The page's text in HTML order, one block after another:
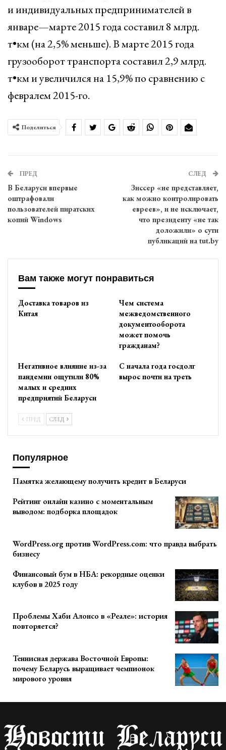
и индивидуальных предпринимателей в
январе—марте 2015 года составил 8 млрд.
т•км (на 2,5% меньше). В марте 2015 года
грузооборот транспорта составил 2,9 млрд.
т•км и увеличился на 15,9% по сравнению с
февралем 2015-го.
Поделиться
ПРЕД
В Беларуси впервые
оштрафовали
пользователей пиратских
копий Windows
СЛЕД
Зиссер «не представляет,
как можно контролировать
евреев», и не исключает,
что президенту «не так
доложили» о сути
публикаций на tut.by
Вам также могут понравиться
Доставка товаров из
Китая
Чем система
межведомственного
документооборота
может помочь
гражданам?
Негативное влияние из-за
пандемии ощутили 80%
малых и средних
предприятий Беларуси
С начала года госдолг
вырос почти на треть
ПРЕД СЛЕД
Популярное
Памятка желающему получить кредит в Беларуси
Рейтинг онлайн казино с моментальным
выводом: подборка площадок
WordPress.org против WordPress.com: что правда выбрать
бизнесу
Финансовый бум в НБА: рекордные оценки
клубов в 2025 году
Проблемы Хаби Алонсо в «Реале»: история
повторяется?
Теннисная держава Восточной Европы:
почему Беларусь выращивает чемпионок
мирового уровня